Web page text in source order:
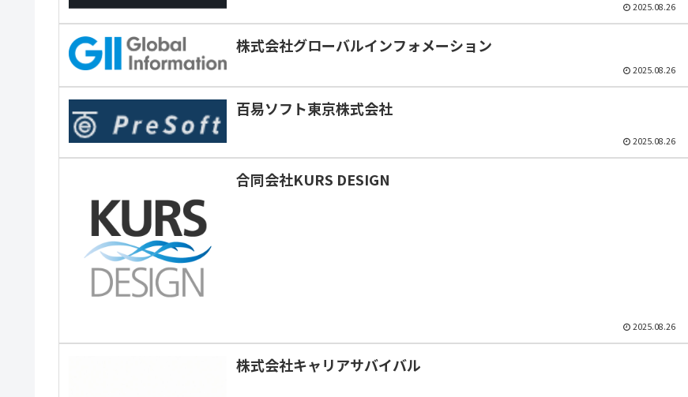
2025.08.26
株式会社グローバルインフォメーション
2025.08.26
百易ソフト東京株式会社
2025.08.26
合同会社KURS DESIGN
2025.08.26
株式会社キャリアサバイバル